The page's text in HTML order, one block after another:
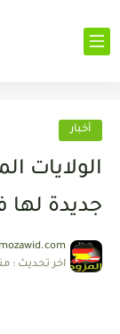
أخبار
الولايات
جديدة لها
اخر تحديث :